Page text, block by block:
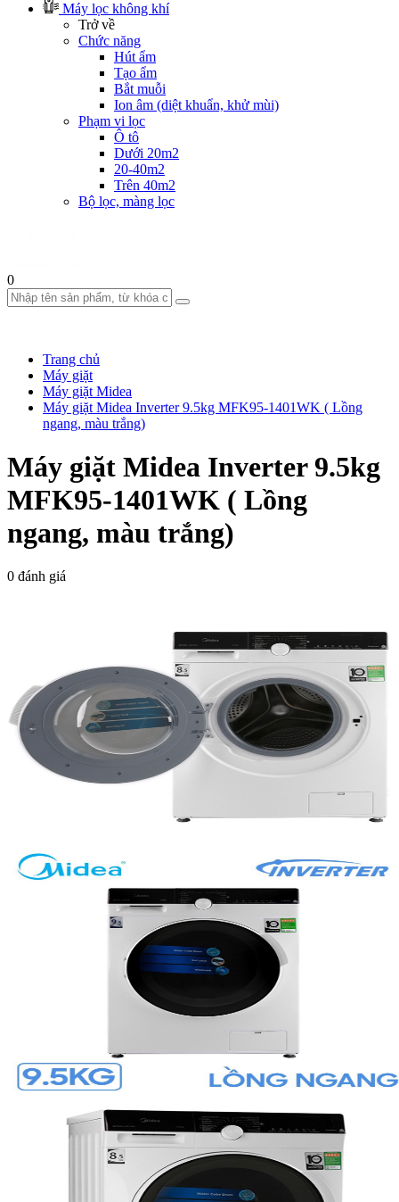
Máy lọc không khí
Trở về
Chức năng
Hút ẩm
Tạo ẩm
Bắt muỗi
Ion âm (diệt khuẩn, khử mùi)
Phạm vi lọc
Ô tô
Dưới 20m2
20-40m2
Trên 40m2
Bộ lọc, màng lọc
0
Trang chủ
Máy giặt
Máy giặt Midea
Máy giặt Midea Inverter 9.5kg MFK95-1401WK ( Lồng
ngang, màu trắng)
Máy giặt Midea Inverter 9.5kg
MFK95-1401WK ( Lồng
ngang, màu trắng)
0 đánh giá